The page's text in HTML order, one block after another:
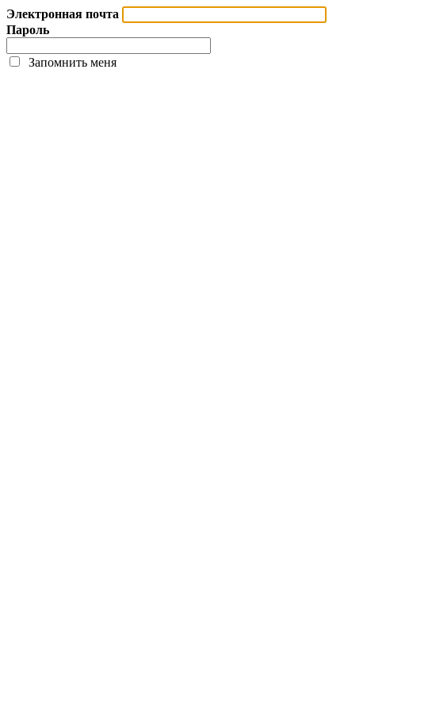
Электронная почта
Пароль
Запомнить меня